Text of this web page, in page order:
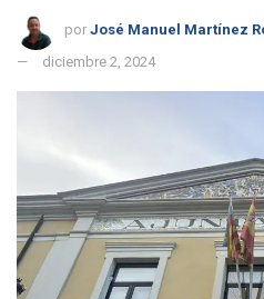
por José Manuel Martínez
diciembre 2, 2024